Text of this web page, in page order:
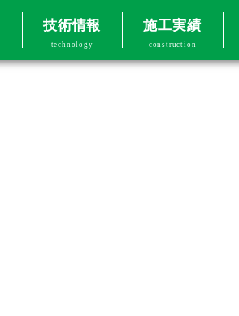
技術情報
technology
施工実績
construction